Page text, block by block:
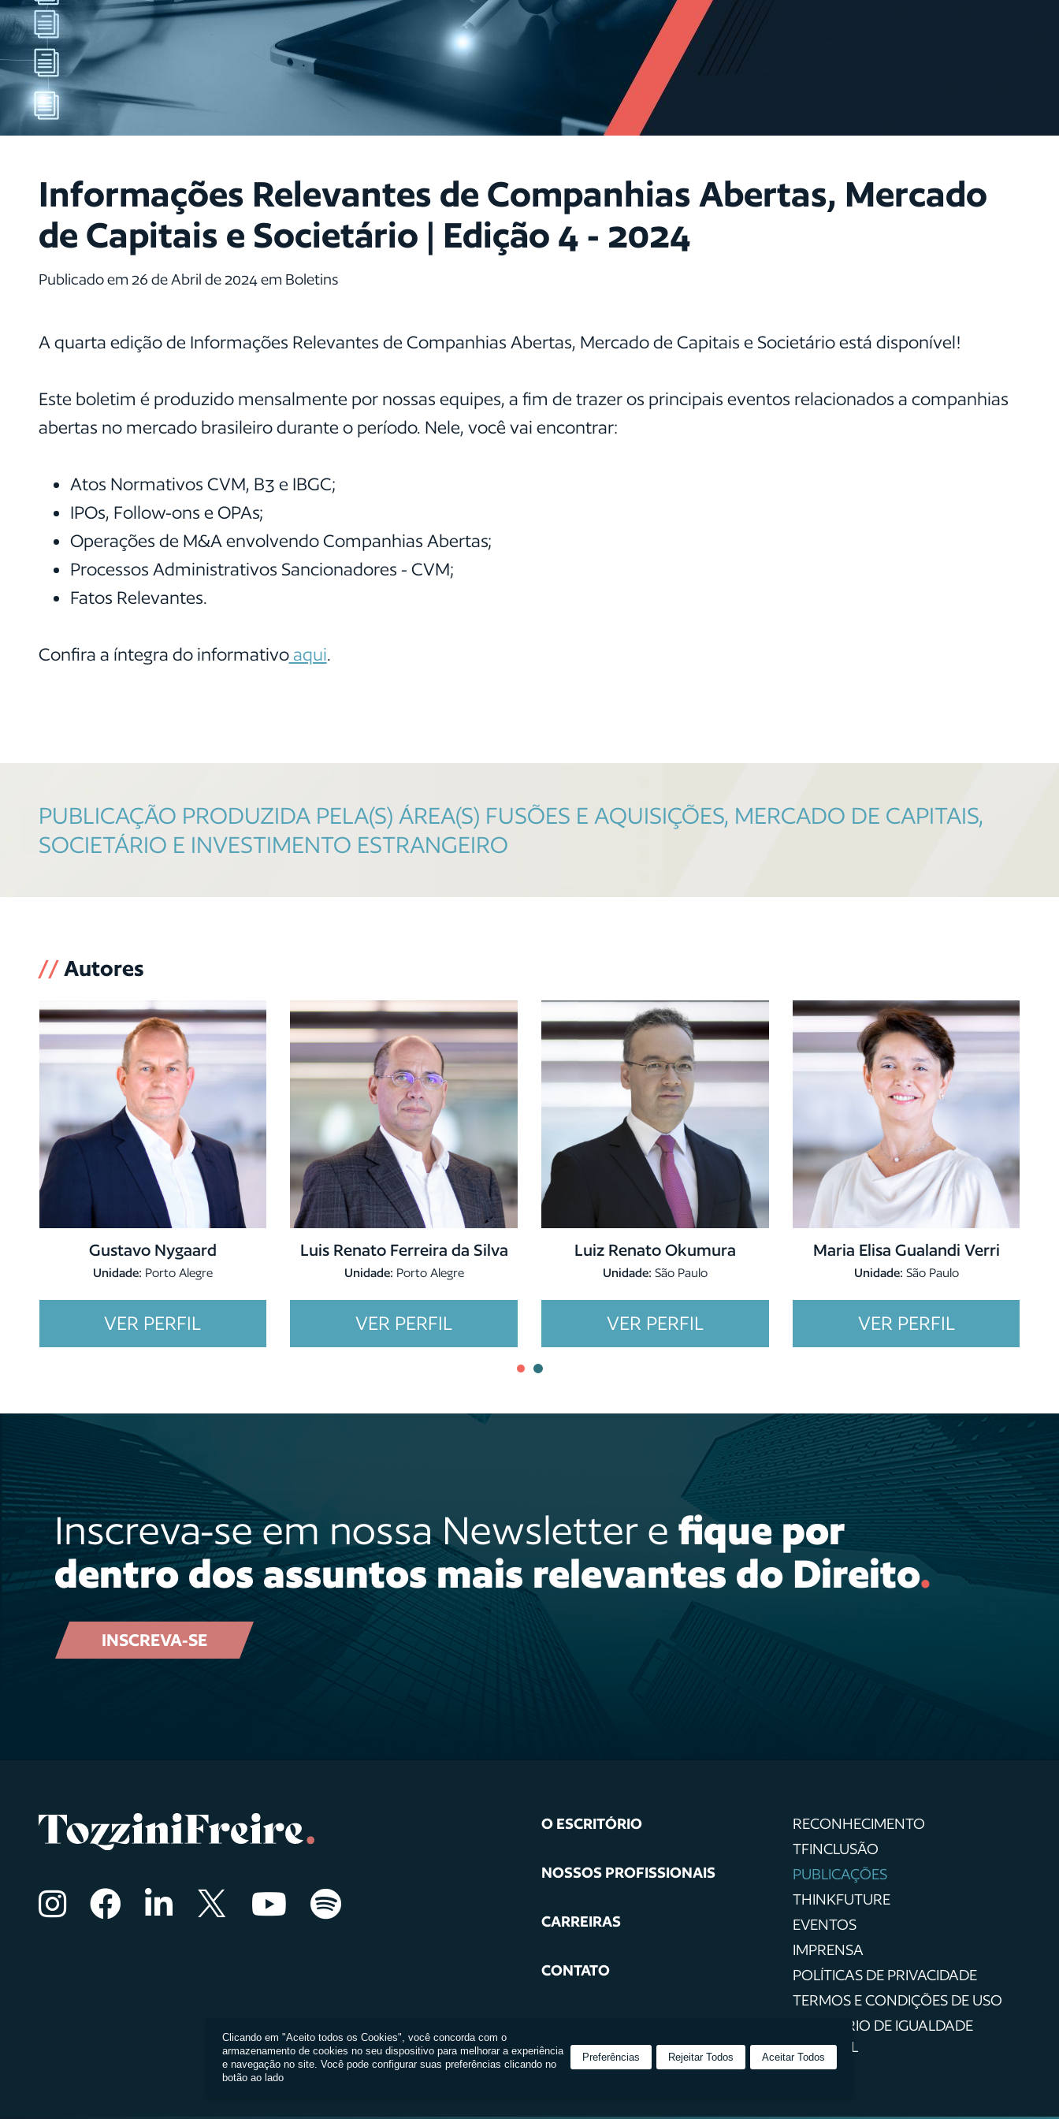
Informações Relevantes de Companhias Abertas, Mercado
de Capitais e Societário | Edição 4 - 2024
Publicado em 26 de Abril de 2024 em Boletins
A quarta edição de Informações Relevantes de Companhias Abertas, Mercado de Capitais e Societário está disponível!
Este boletim é produzido mensalmente por nossas equipes, a fim de trazer os principais eventos relacionados a companhias
abertas no mercado brasileiro durante o período. Nele, você vai encontrar:
Atos Normativos CVM, B3 e IBGC;
IPOs, Follow-ons e OPAs;
Operações de M&A envolvendo Companhias Abertas;
Processos Administrativos Sancionadores - CVM;
Fatos Relevantes.
Confira a íntegra do informativoaqui.
PUBLICAÇÃO PRODUZIDA PELA(S) ÁREA(S) FUSÕES E AQUISIÇÕES, MERCADO DE CAPITAIS,
SOCIETÁRIO E INVESTIMENTO ESTRANGEIRO
//Autores
Gustavo Nygaard
Unidade: Porto Alegre
VER PERFIL
Luis Renato Ferreira da Silva
Unidade: Porto Alegre
VER PERFIL
Luiz Renato Okumura
Unidade: São Paulo
VER PERFIL
Maria Elisa Gualandi Verri
Unidade: São Paulo
VER PERFIL
Inscreva-se em nossa Newsletter e fique por
dentro dos assuntos mais relevantes do Direito.
INSCREVA-SE
O ESCRITÓRIO
NOSSOS PROFISSIONAIS
CARREIRAS
CONTATO
RECONHECIMENTO
TFINCLUSÃO
PUBLICAÇÕES
THINKFUTURE
EVENTOS
IMPRENSA
POLÍTICAS DE PRIVACIDADE
TERMOS E CONDIÇÕES DE USO
RELATÓRIO DE IGUALDADE
SALARIAL
Clicando em "Aceito todos os Cookies", você concorda com o
armazenamento de cookies no seu dispositivo para melhorar a experiência
e navegação no site. Você pode configurar suas preferências clicando no
botão ao lado
Preferências Rejeitar Todos Aceitar Todos